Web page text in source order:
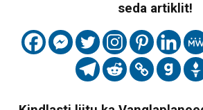
seda artiklit!